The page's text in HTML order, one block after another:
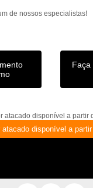
de nossos especialistas!
Faça
atacado disponível a partir
disponível a